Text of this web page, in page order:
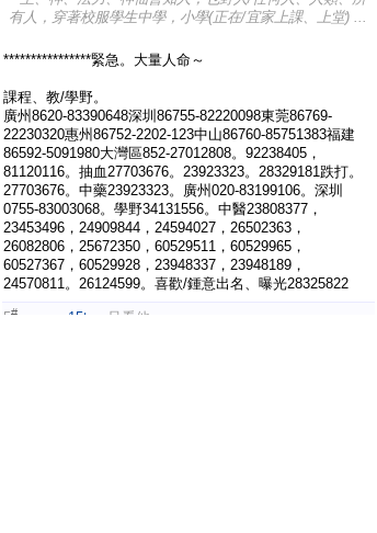
有人，穿著校服學生中學，小學(正在/宜家上課、上堂) ...
****************緊急。大量人命～
課程、教/學野。
廣州8620-83390648深圳86755-82220098東莞86769-
22230320惠州86752-2202-123中山86760-85751383福建
86592-5091980大灣區852-27012808。92238405，
81120116。抽血27703676。23923323。28329181跌打。
27703676。中藥23923323。廣州020-83199106。深圳
0755-83003068。學野34131556。中醫23808377，
23453496，24909844，24594027，26502363，
26082806，25672350，60529511，60529965，
60527367，60529928，23948337，23948189，
24570811。26124599。喜歡/鍾意出名、曝光28325822
5# yessex15too 只看他